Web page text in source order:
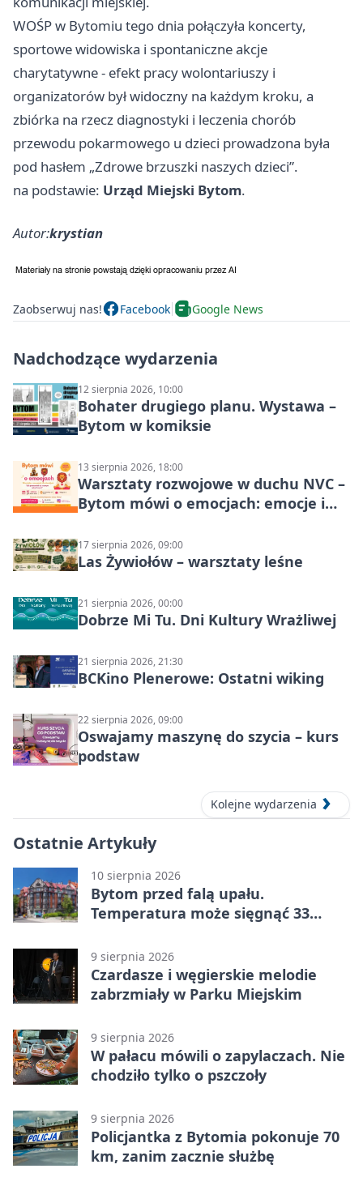
WOŚP w Bytomiu tego dnia połączyła koncerty,
sportowe widowiska i spontaniczne akcje
charytatywne - efekt pracy wolontariuszy i
organizatorów był widoczny na każdym kroku, a
zbiórka na rzecz diagnostyki i leczenia chorób
przewodu pokarmowego u dzieci prowadzona była
pod hasłem „Zdrowe brzuszki naszych dzieci”.
na podstawie: Urząd Miejski Bytom.
Autor:krystian
Zaobserwuj nas! Facebook Google News
Nadchodzące wydarzenia
12 sierpnia 2026, 10:00
Bohater drugiego planu. Wystawa –
Bytom w komiksie
13 sierpnia 2026, 18:00
Warsztaty rozwojowe w duchu NVC –
Bytom mówi o emocjach: emocje i
17 sierpnia 2026, 09:00
Las Żywiołów – warsztaty leśne
21 sierpnia 2026, 00:00
Dobrze Mi Tu. Dni Kultury Wrażliwej
21 sierpnia 2026, 21:30
BCKino Plenerowe: Ostatni wiking
22 sierpnia 2026, 09:00
Oswajamy maszynę do szycia – kurs
podstaw
Kolejne wydarzenia
Ostatnie Artykuły
10 sierpnia 2026
Bytom przed falą upału.
Temperatura może sięgnąć 33
9 sierpnia 2026
Czardasze i węgierskie melodie
zabrzmiały w Parku Miejskim
9 sierpnia 2026
W pałacu mówili o zapylaczach. Nie
chodziło tylko o pszczoły
9 sierpnia 2026
Policjantka z Bytomia pokonuje 70
km, zanim zacznie służbę